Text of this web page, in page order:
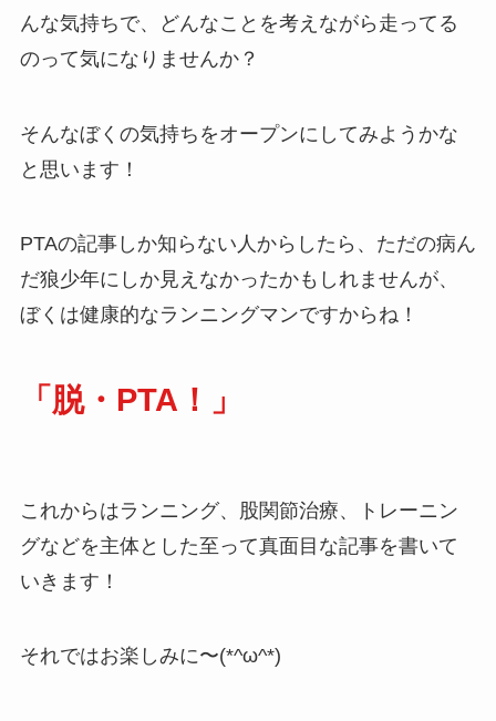
んな気持ちで、どんなことを考えながら走ってる
のって気になりませんか？
そんなぼくの気持ちをオープンにしてみようかな
と思います！
PTAの記事しか知らない人からしたら、ただの病ん
だ狼少年にしか見えなかったかもしれませんが、
ぼくは健康的なランニングマンですからね！
「脱・PTA！」
これからはランニング、股関節治療、トレーニン
グなどを主体とした至って真面目な記事を書いて
いきます！
それではお楽しみに〜(*^ω^*)